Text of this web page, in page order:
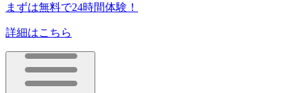
まずは無料で24時間体験！
詳細はこちら